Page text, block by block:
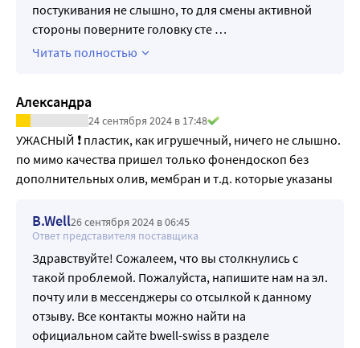
постукивания не слышно, то для смены активной
стороны поверните головку сте …
Читать полностью
Александра
24 сентября 2024 в 17:48
УЖАСНЫЙ ❗ пластик, как игрушечный, ничего не слышно.
по мимо качества пришел только фонендоскоп без
дополнительных олив, мембран и т.д. которые указаны
B.Well26 сентября 2024 в 06:45
Ответ представителя поставщика
Здравствуйте! Сожалеем, что вы столкнулись с
такой проблемой. Пожалуйста, напишите нам на эл.
почту или в мессенджеры со отсылкой к данному
отзыву. Все контакты можно найти на
официальном сайте bwell-swiss в разделе